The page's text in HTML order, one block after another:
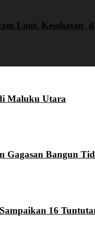
Laut, Kesehatan
Maluku Utara
Gagasan Bangun
16